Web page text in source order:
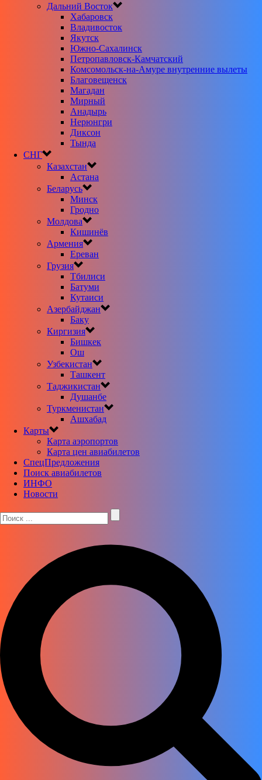
Дальний Восток
Хабаровск
Владивосток
Якутск
Южно-Сахалинск
Петропавловск-Камчатский
Комсомольск-на-Амуре внутренние вылеты
Благовещенск
Магадан
Мирный
Анадырь
Нерюнгри
Диксон
Тында
СНГ
Казахстан
Астана
Беларусь
Минск
Гродно
Молдова
Кишинёв
Армения
Ереван
Грузия
Тбилиси
Батуми
Кутаиси
Азербайджан
Баку
Киргизия
Бишкек
Ош
Узбекистан
Ташкент
Таджикистан
Душанбе
Туркменистан
Ашхабад
Карты
Карта аэропортов
Карта цен авиабилетов
CпецПредложения
Поиск авиабилетов
ИНФО
Новости